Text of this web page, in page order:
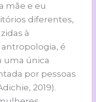
mãe e eu
diferentes,
à
é
uma única
por pessoas
2019).